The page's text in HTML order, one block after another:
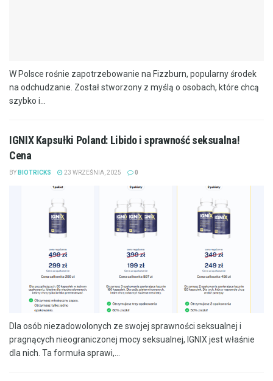
W Polsce rośnie zapotrzebowanie na Fizzburn, popularny środek
na odchudzanie. Został stworzony z myślą o osobach, które chcą
szybko i...
IGNIX Kapsułki Poland: Libido i sprawność seksualna!
Cena
BY BIOTRICKS 23 WRZEŚNIA, 2025 0
Dla osób niezadowolonych ze swojej sprawności seksualnej i
pragnących nieograniczonej mocy seksualnej, IGNIX jest właśnie
dla nich. Ta formuła sprawi,...